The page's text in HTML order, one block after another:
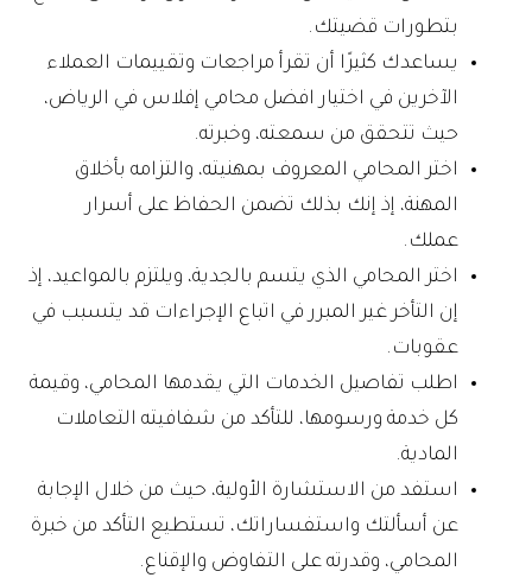
بتطورات قضيتك.
يساعدك كثيرًا أن تقرأ مراجعات وتقييمات العملاء
الآخرين في اختيار افضل محامي إفلاس في الرياض،
حيث تتحقق من سمعته، وخبرته.
اختر المحامي المعروف بمهنيته، والتزامه بأخلاق
المهنة، إذ إنك بذلك تضمن الحفاظ على أسرار
عملك.
اختر المحامي الذي يتسم بالجدية، ويلتزم بالمواعيد، إذ
إن التأخر غير المبرر في اتباع الإجراءات قد يتسبب في
عقوبات.
اطلب تفاصيل الخدمات التي يقدمها المحامي، وقيمة
كل خدمة ورسومها، للتأكد من شفافيته التعاملات
المادية.
استفد من الاستشارة الأولية، حيث من خلال الإجابة
عن أسألتك واستفساراتك، تستطيع التأكد من خبرة
المحامي، وقدرته على التفاوض والإقناع.